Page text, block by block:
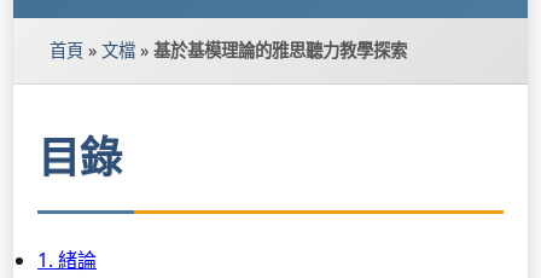
首頁 » 文檔 » 基於基模理論的雅思聽力教學探索
目錄
1. 緒論